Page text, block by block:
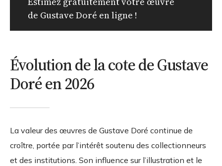
de Gustave Doré en ligne !
Évolution de la cote de Gustave
Doré en 2026
La valeur des œuvres de Gustave Doré continue de
croître, portée par l’intérêt soutenu des collectionneurs
et des institutions. Son influence sur l’illustration et le